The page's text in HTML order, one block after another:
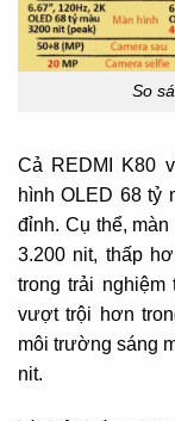
So
Cả REDMI K80
hình OLED 68 tỷ
đỉnh. Cụ thể,
3.200 nit, thấp
trong trải
vượt trội hơn
môi trường sáng
nit.